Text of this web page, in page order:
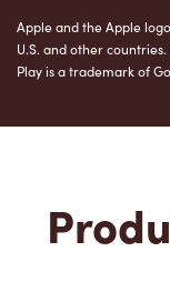
Apple and the Apple
U.S. and other
Play is a trademark of